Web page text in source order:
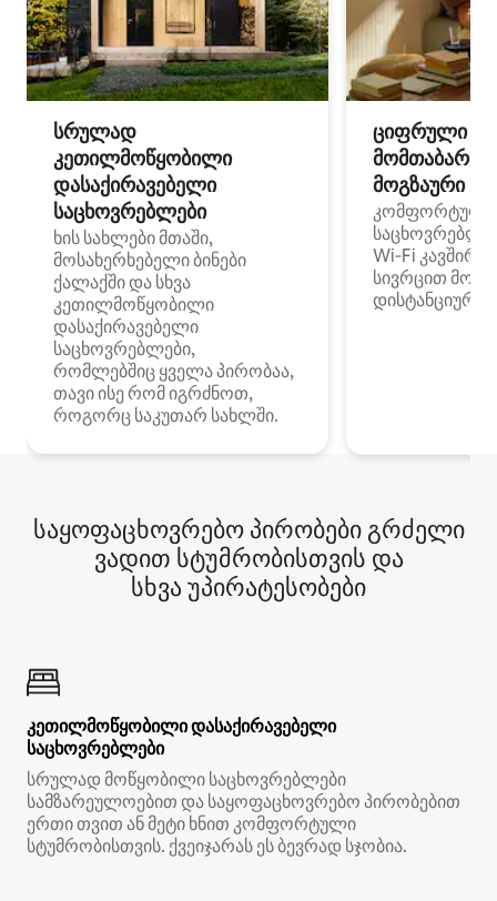
სრულად
კეთილმოწყობილი
დასაქირავებელი
საცხოვრებლები
ხის სახლები მთაში,
მოსახერხებელი ბინები
ქალაქში და სხვა
კეთილმოწყობილი
დასაქირავებელი
საცხოვრებლები,
რომლებშიც ყველა პირობაა,
თავი ისე რომ იგრძნოთ,
როგორც საკუთარ სახლში.
ციფრული
მოგზაური
კომფორტული
Wi‑Fi
სივრცით
დისტანციური
საყოფაცხოვრებო პირობები გრძელი
ვადით სტუმრობისთვის და
სხვა უპირატესობები
კეთილმოწყობილი დასაქირავებელი
საცხოვრებლები
სრულად მოწყობილი საცხოვრებლები
სამზარეულოებით და საყოფაცხოვრებო პირობებით
ერთი თვით ან მეტი ხნით კომფორტული
სტუმრობისთვის. ქვეიჯარას ეს ბევრად სჯობია.